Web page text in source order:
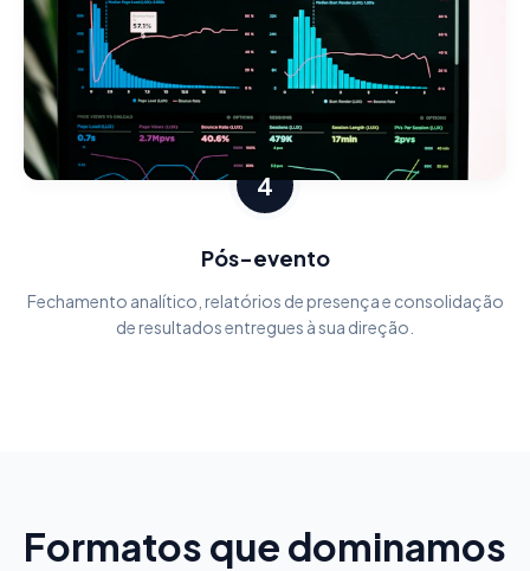
4
Pós-evento
Fechamento analítico, relatórios de presença e consolidação
de resultados entregues à sua direção.
Formatos que dominamos